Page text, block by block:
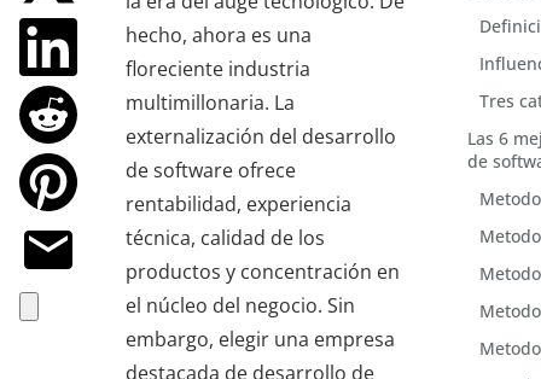
hecho, ahora es una
floreciente industria
multimillonaria. La
externalización del desarrollo
de software ofrece
rentabilidad, experiencia
técnica, calidad de los
productos y concentración en
el núcleo del negocio. Sin
embargo, elegir una empresa
destacada de desarrollo de
Tres
Las 6
de